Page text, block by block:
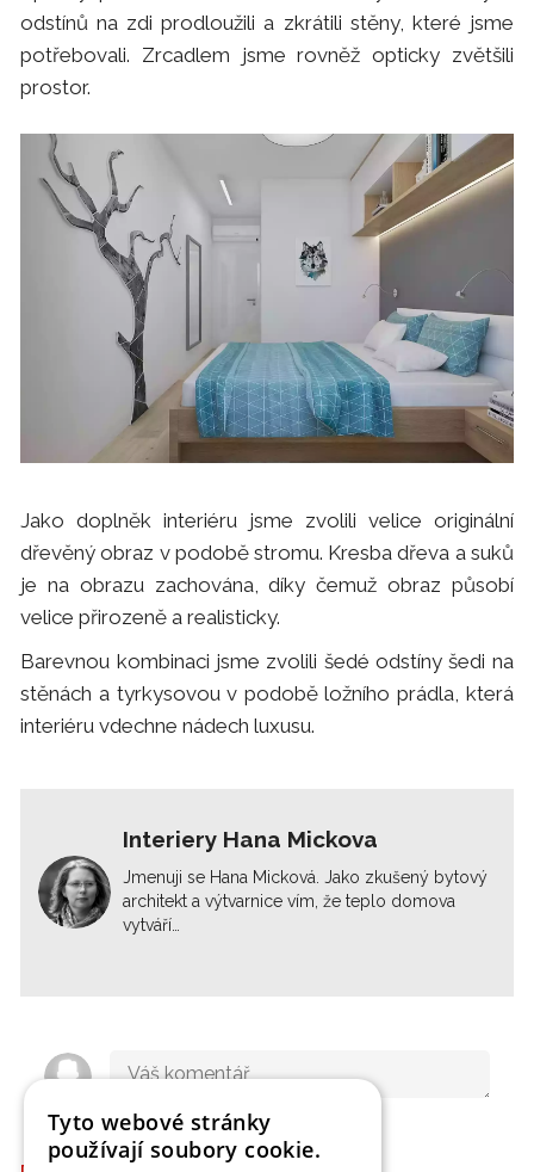
odstínů na zdi prodloužili a zkrátili stěny, které jsme
potřebovali. Zrcadlem jsme rovněž opticky zvětšili
prostor.
Jako doplněk interiéru jsme zvolili velice originální
dřevěný obraz v podobě stromu. Kresba dřeva a suků
je na obrazu zachována, díky čemuž obraz působí
velice přirozeně a realisticky.
Barevnou kombinaci jsme zvolili šedé odstíny šedi na
stěnách a tyrkysovou v podobě ložního prádla, která
interiéru vdechne nádech luxusu.
Interiery Hana Mickova
Jmenuji se Hana Micková. Jako zkušený bytový
architekt a výtvarnice vím, že teplo domova
vytváří…
Tyto webové stránky
používají soubory cookie.